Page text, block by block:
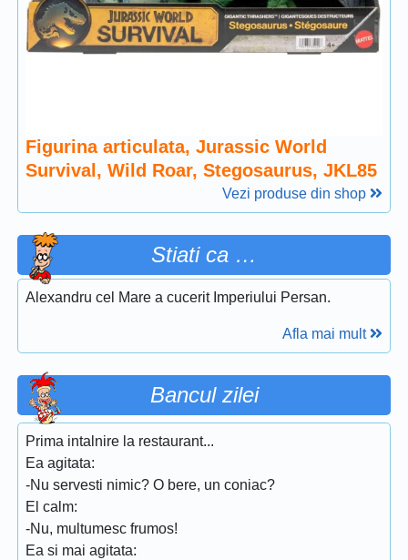
Figurina articulata, Jurassic World
Survival, Wild Roar, Stegosaurus, JKL85
Vezi produse din shop
Stiati ca …
Alexandru cel Mare a cucerit Imperiului Persan.
Afla mai mult
Bancul zilei
Prima intalnire la restaurant...
Ea agitata:
-Nu servesti nimic? O bere, un coniac?
El calm:
-Nu, multumesc frumos!
Ea si mai agitata: